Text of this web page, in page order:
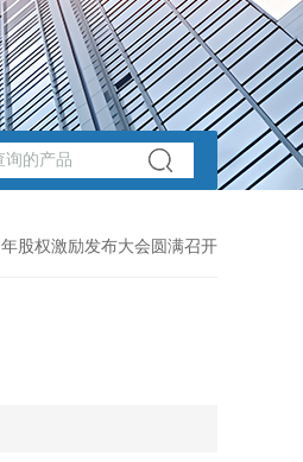
股权激励发布大会圆满召开